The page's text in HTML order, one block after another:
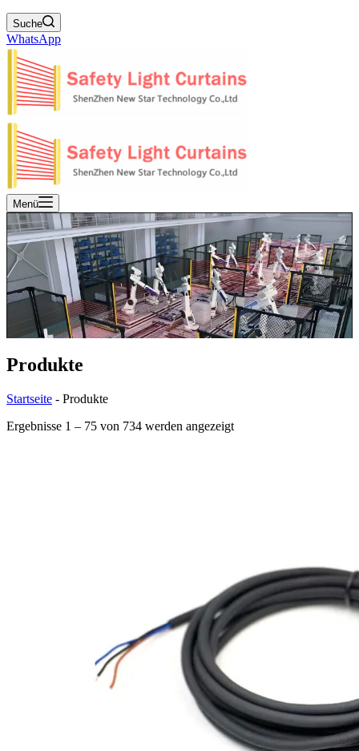
Suche
WhatsApp
Menü
Produkte
Startseite - Produkte
Ergebnisse 1 – 75 von 734 werden angezeigt